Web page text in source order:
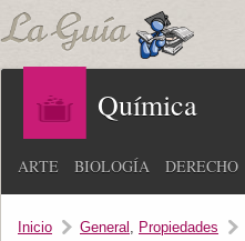
Química
ARTE BIOLOGÍA DERECHO
Inicio General , Propiedades